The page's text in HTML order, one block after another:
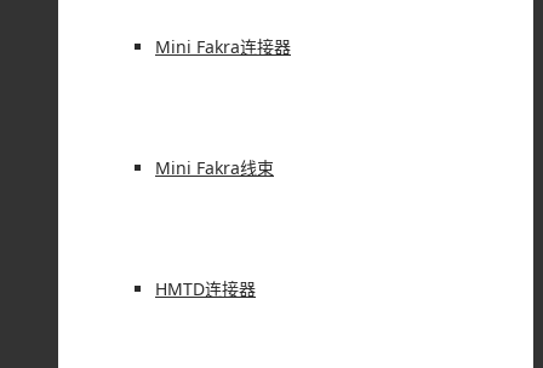
Mini Fakra连接器
Mini Fakra线束
HMTD连接器